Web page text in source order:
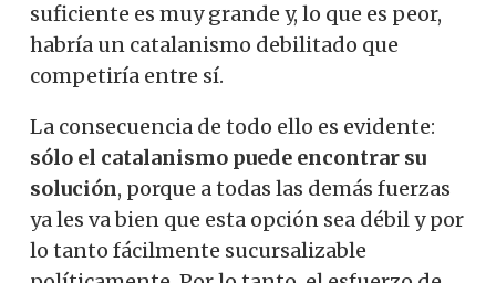
suficiente es muy grande y, lo que es peor,
habría un catalanismo debilitado que
competiría entre sí.
La consecuencia de todo ello es evidente:
sólo el catalanismo puede encontrar su
solución, porque a todas las demás fuerzas
ya les va bien que esta opción sea débil y por
lo tanto fácilmente sucursalizable